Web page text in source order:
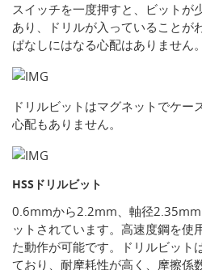
スイッチを一度押すと、ビットが
あり、ドリルが入っていることが
ぱなしにはなる心配はありません。
ドリルビットはマグネットでケー
心配もありません。
HSSドリルビット
0.6mmから2.2mm、軸径
ットされています。高速度鋼を使
た動作が可能です。ドリルビット
ており、耐摩耗性が高く、摩擦係